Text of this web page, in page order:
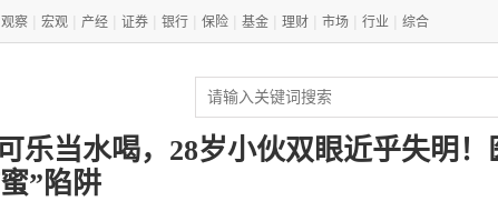
观察 宏观 产经 证券 银行 保险 基金 理财 市场 行业 综合
乐当水喝，28岁小伙双眼近乎失明！
”陷阱